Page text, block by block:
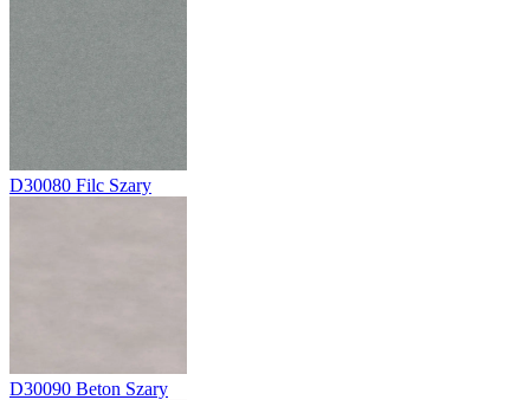
D30080 Filc Szary
D30090 Beton Szary